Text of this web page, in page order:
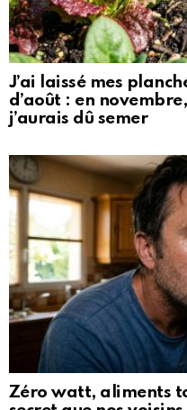
J’ai laissé mes
d’août : en
j’aurais dû semer
Zéro watt, aliments